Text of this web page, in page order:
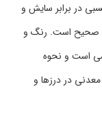
در برابر سایش و
صحیح است. رنگ و
است و نحوه
در درزها و